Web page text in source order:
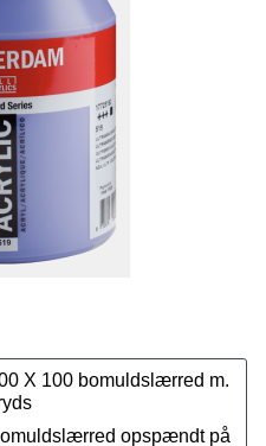
farver i størrelsen
på 70 fantastisk farver i
X 100 bomuldslærred m.
opspændt på